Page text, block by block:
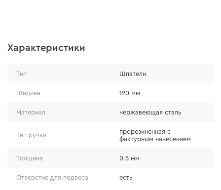
Характеристики
Тип Шпатели
Ширина 120 мм
Материал нержавеющая сталь
Тип ручки
прорезиненная с
фактурным нанесением
Толщина 0.5 мм
Отверстие для подвеса есть